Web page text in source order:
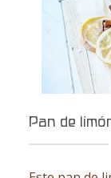
Pan de